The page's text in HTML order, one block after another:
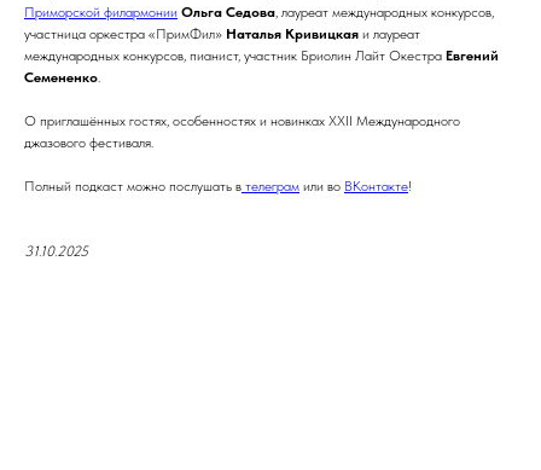
Приморской филармонии Ольга Седова, лауреат международных конкурсов,
участница оркестра «ПримФил» Наталья Кривицкая и лауреат
международных конкурсов, пианист, участник Бриолин Лайт Окестра Евгений
Семененко.
О приглашённых гостях, особенностях и новинках XXII Международного
джазового фестиваля.
Полный подкаст можно послушать в телеграм или во ВКонтакте!
31.10.2025